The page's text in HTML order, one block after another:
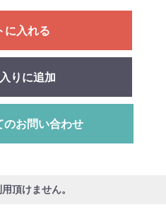
に入れる
りに追加
のお問い合わせ
頂けません。